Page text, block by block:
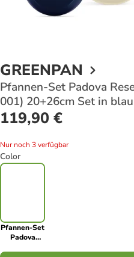
GREENPAN
Pfannen-Set Padova
001) 20+26cm Set in blau
119,90 €
Nur noch 3 verfügbar
Color
Pfannen-Set
Padova